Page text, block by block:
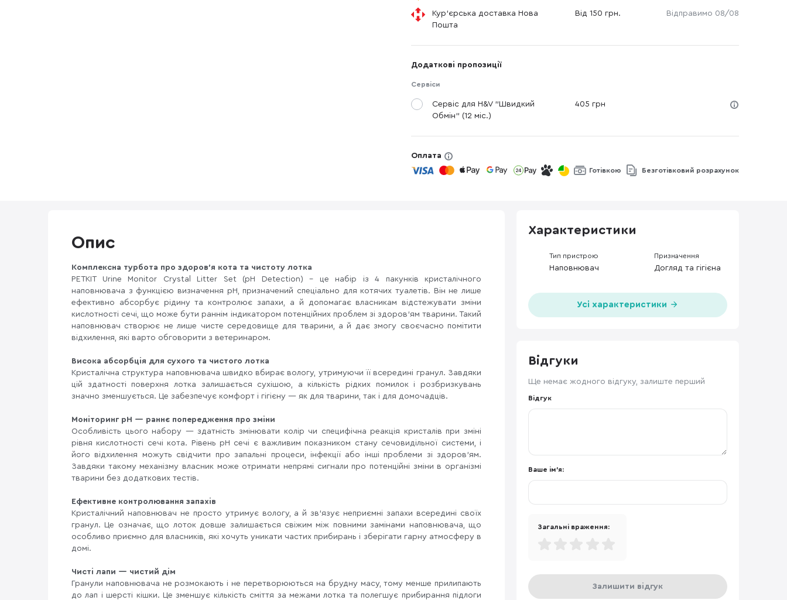
Кур'єрська доставка Нова
Пошта
Від 150 грн. Відправимо 08/08
Додаткові пропозиції
Сервіси
Сервіс для H&V "Швидкий
Обмін" (12 міс.)
405 грн
Оплата
Готівкою Безготівковий розрахунок
Опис
Комплексна турбота про здоров’я кота та чистоту лотка
PETKIT Urine Monitor Crystal Litter Set (pH Detection) – це набір із 4 пакунків кристалічного
наповнювача з функцією визначення pH, призначений спеціально для котячих туалетів. Він не лише
ефективно абсорбує рідину та контролює запахи, а й допомагає власникам відстежувати зміни
кислотності сечі, що може бути раннім індикатором потенційних проблем зі здоров’ям тварини. Такий
наповнювач створює не лише чисте середовище для тварини, а й дає змогу своєчасно помітити
відхилення, які варто обговорити з ветеринаром.
Висока абсорбція для сухого та чистого лотка
Кристалічна структура наповнювача швидко вбирає вологу, утримуючи її всередині гранул. Завдяки
цій здатності поверхня лотка залишається сухішою, а кількість рідких помилок і розбризкувань
значно зменшується. Це забезпечує комфорт і гігієну — як для тварини, так і для домочадців.
Моніторинг pH — раннє попередження про зміни
Особливість цього набору — здатність змінювати колір чи специфічна реакція кристалів при зміні
рівня кислотності сечі кота. Рівень pH сечі є важливим показником стану сечовидільної системи, і
його відхилення можуть свідчити про запальні процеси, інфекції або інші проблеми зі здоров’ям.
Завдяки такому механізму власник може отримати непрямі сигнали про потенційні зміни в організмі
тварини без додаткових тестів.
Ефективне контролювання запахів
Кристалічний наповнювач не просто утримує вологу, а й зв’язує неприємні запахи всередині своїх
гранул. Це означає, що лоток довше залишається свіжим між повними замінами наповнювача, що
особливо приємно для власників, які хочуть уникати частих прибирань і зберігати гарну атмосферу в
домі.
Чисті лапи — чистий дім
Гранули наповнювача не розмокають і не перетворюються на брудну масу, тому менше прилипають
до лап і шерсті кішки. Це зменшує кількість сміття за межами лотка та полегшує прибирання підлоги
Характеристики
Тип пристрою
Наповнювач
Призначення
Догляд та гігієна
Усі характеристики
Відгуки
Ще немає жодного відгуку, залиште перший
Відгук
Ваше ім'я:
Загальні враження:
Залишити відгук